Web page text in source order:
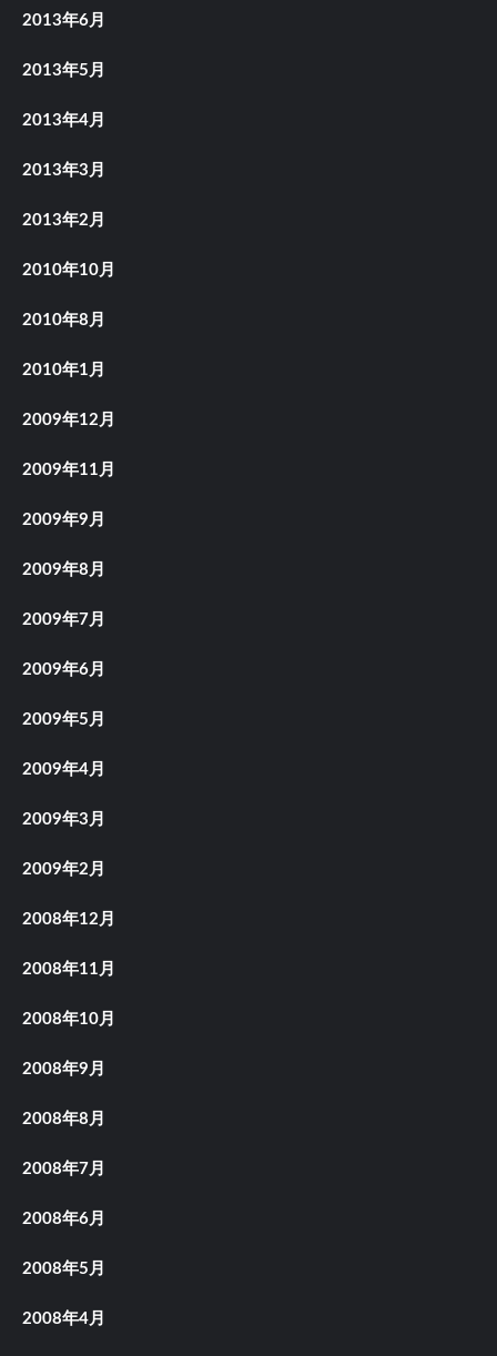
2013年6月
2013年5月
2013年4月
2013年3月
2013年2月
2010年10月
2010年8月
2010年1月
2009年12月
2009年11月
2009年9月
2009年8月
2009年7月
2009年6月
2009年5月
2009年4月
2009年3月
2009年2月
2008年12月
2008年11月
2008年10月
2008年9月
2008年8月
2008年7月
2008年6月
2008年5月
2008年4月